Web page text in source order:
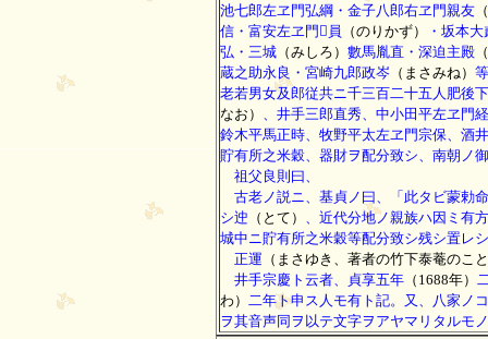
池七郎左ヱ門弘綱・金子八郎右ヱ門親友
信・富安左ヱ門員
（のりかず）
・坂本大
弘・三城 （みしろ） 數馬胤直・深迫主殿
蔵之助永良・宮崎九郎政岑 （まさみね）
老若男女及郎従共ニ千三百二十五人肥後
なお）
、井手三郎直秀、中小田平左ヱ門
鈴木平馬正時、牧野平太左ヱ門宗保、酒
貯有所之米穀、器財ヲ配分致シ、南朝ノ
祖父良則曰、
古老ノ説ニ、基貞ノ曰、「此タビ蒙勅命
シ迚 （とて）
、近代分地ノ親族ハ因ミ有
城中ニ貯有所之米穀等配分致シ残シ置レ
正運 （まさゆき、著者の竹下泰菴のこ
井手宗慶ト云者、貞享五年 （1688年）
わ）
二年ト申ス人モ有ト記。又、八家ノ
ヲ其音声同ヲ以テ文字ヲアヤマリタルモ